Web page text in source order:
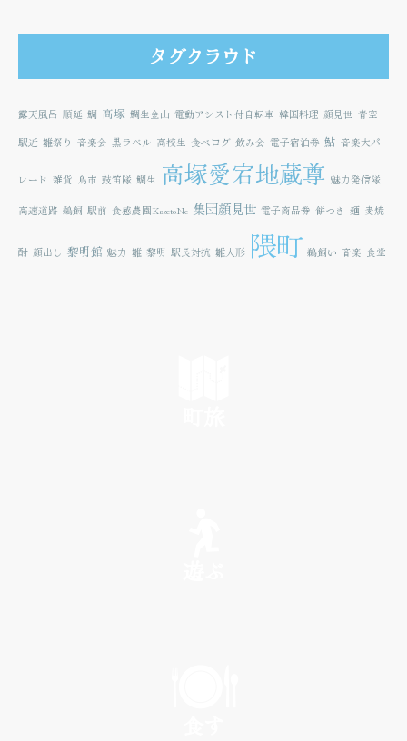
タグクラウド
露天風呂 順延 鯛 高塚 鯛生金山 電動アシスト付自転車 韓国料理 顔見世 青空
駅近 雛祭り 音楽会 黒ラベル 高校生 食べログ 飲み会 電子宿泊券 鮎 音楽大パ
レード 雑貨 鳥市 鼓笛隊 鯛生 高塚愛宕地蔵尊 魅力発信隊
高速道路 鵜飼 駅前 食感農園KazetoNe 集団顔見世 電子商品券 餅つき 麺 麦焼
酎 顔出し 黎明館 魅力 雛 黎明 駅長対抗 雛人形 隈町 鵜飼い 音楽 食堂